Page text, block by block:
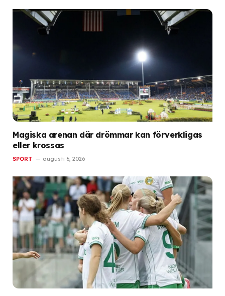
Magiska arenan där drömmar kan förverkligas
eller krossas
SPORT augusti 6, 2026